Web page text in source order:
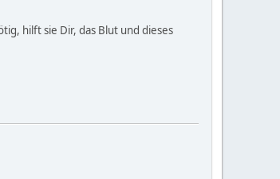
hilft sie Dir, das Blut und dieses